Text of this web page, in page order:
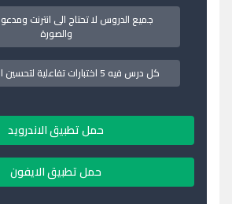
جميع الدروس لا تحتاج الى انترنت
والصورة
كل درس فيه 5 اختبارات تفاعلية لتحسين اللفظ والنطق
حمل تطبيق الاندرويد
حمل تطبيق الايفون